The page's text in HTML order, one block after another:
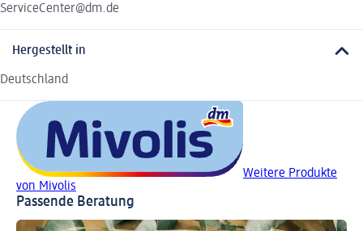
ServiceCenter@dm.de
Hergestellt in
Deutschland
Weitere Produkte
von Mivolis
Passende Beratung